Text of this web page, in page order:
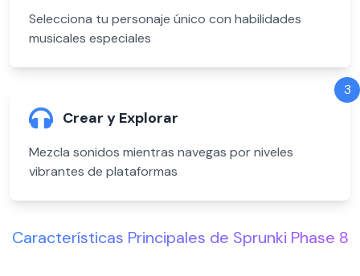
Selecciona tu personaje único con habilidades
musicales especiales
3
Crear y Explorar
Mezcla sonidos mientras navegas por niveles
vibrantes de plataformas
Características Principales de Sprunki Phase 8